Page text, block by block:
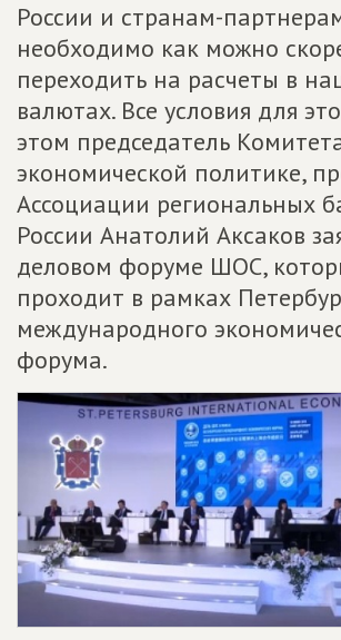
России и странам-
необходимо как можно
переходить на расчеты в
валютах. Все условия для
этом председатель
экономической политике,
Ассоциации региональных
России Анатолий Аксаков
деловом форуме ШОС,
проходит в рамках
международного
форума.